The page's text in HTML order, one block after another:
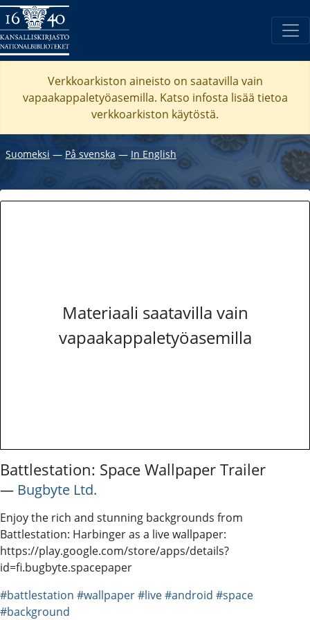
Verkkoarkiston aineisto on saatavilla vain
vapaakappaletyöasemilla. Katso infosta lisää tietoa
verkkoarkiston käytöstä.
Suomeksi ― På svenska ― In English
Materiaali saatavilla vain
vapaakappaletyöasemilla
Battlestation: Space Wallpaper Trailer
― Bugbyte Ltd.
Enjoy the rich and stunning backgrounds from
Battlestation: Harbinger as a live wallpaper:
https://play.google.com/store/apps/details?
id=fi.bugbyte.spacepaper
#battlestation #wallpaper#live#android #space
#background